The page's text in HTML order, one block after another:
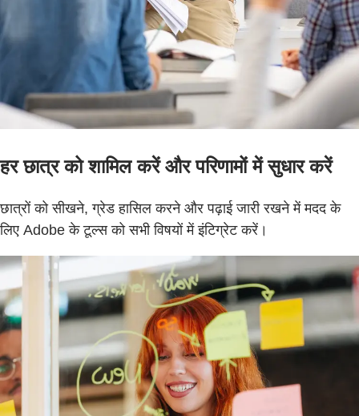
हर छात्र को शामिल करें और परिणामों में सुधार करें
छात्रों को सीखने, ग्रेड हासिल करने और पढ़ाई जारी रखने में मदद के
लिए Adobe के टूल्स को सभी विषयों में इंटिग्रेट करें।